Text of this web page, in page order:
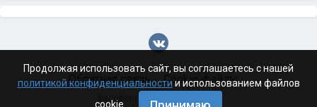
Обратная связь Cookie-файлы
Велофорум Волгограда - 2026
Продолжая использовать сайт, вы соглашаетесь с нашей
политикой конфиденциальности и использованием файлов
cookie.